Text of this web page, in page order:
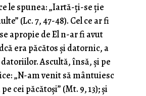
le spunea: „Iartă-ţi-se ţie
(Lc. 7, 47-48). Cel ce ar fi
apropie de El n-ar fi avut
era păcătos şi datornic, a
Ascultă, însă, şi pe
„N-am venit să mântuiesc
cei păcătoşi” (Mt. 9, 13); şi